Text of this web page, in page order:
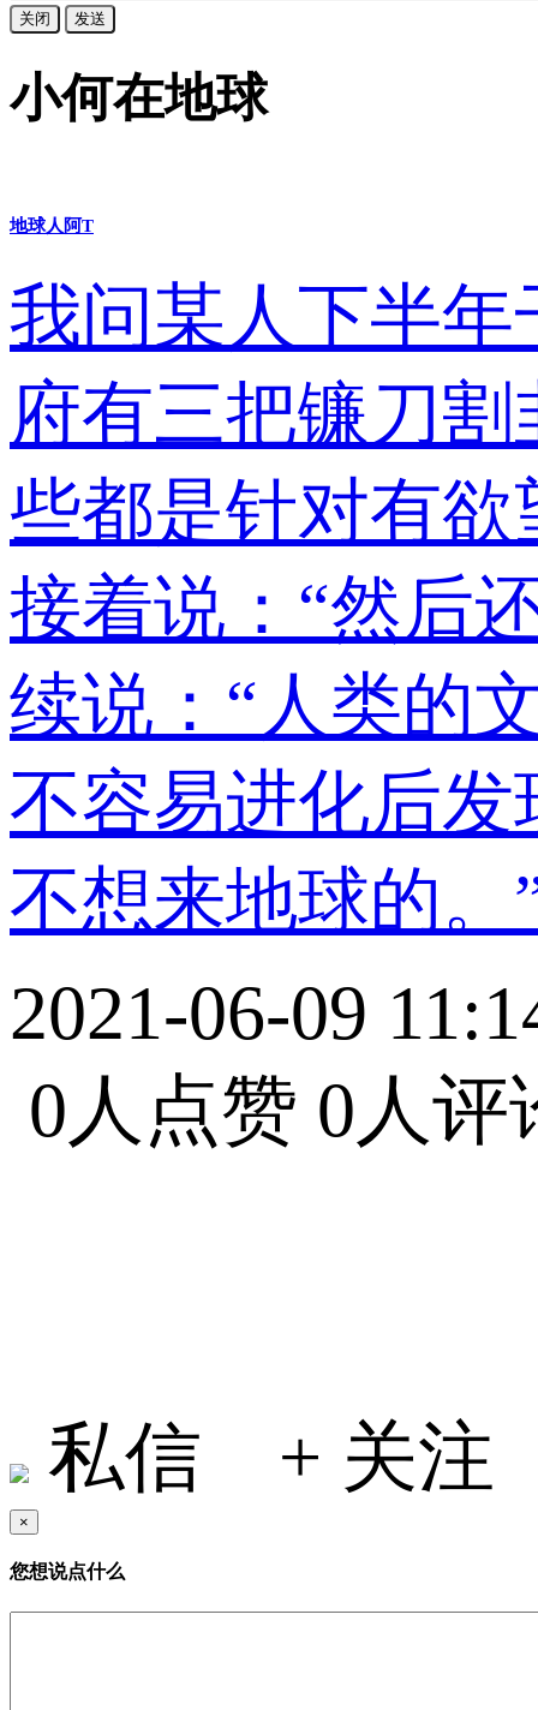
关闭 发送
小何在地球
地球人阿T
我问某人下半
府有三把镰刀
些都是针对有
接着说：“然后
续说：“人类的
不容易进化后
不想来地球的
2021-06-09
0人点赞 0人评
私信 + 关注
×
您想说点什么